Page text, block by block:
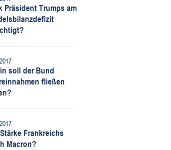
Präsident Trumps am
soll der Bund
fließen
Frankreichs
Macron?